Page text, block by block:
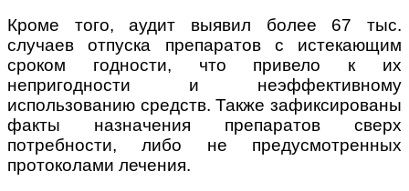
Кроме того, аудит выявил более 67 тыс.
случаев отпуска препаратов с истекающим
сроком годности, что привело к их
непригодности и неэффективному
использованию средств. Также зафиксированы
факты назначения препаратов сверх
потребности, либо не предусмотренных
протоколами лечения.